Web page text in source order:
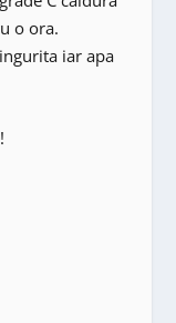
o ora.
iar apa